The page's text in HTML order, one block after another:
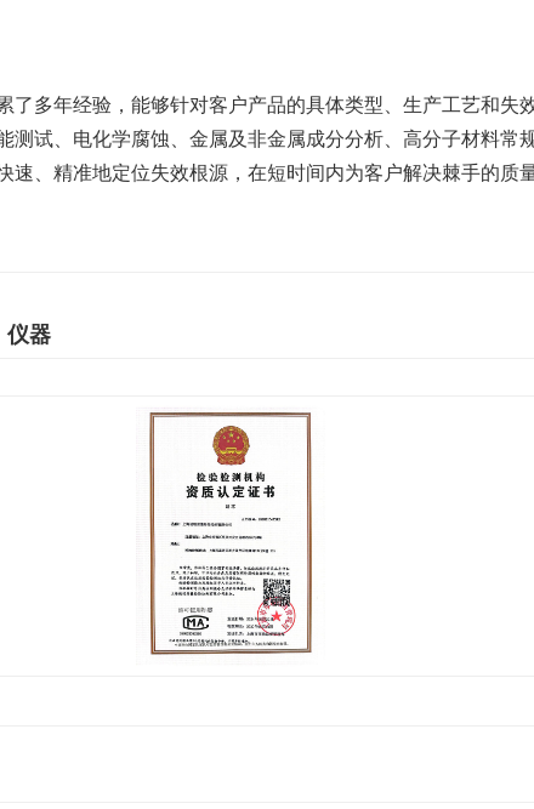
了多年经验，能够针对客户产品的具体类型、生产工艺和失
测试、电化学腐蚀、金属及非金属成分分析、高分子材料常
速、精准地定位失效根源，在短时间内为客户解决棘手的质
仪器